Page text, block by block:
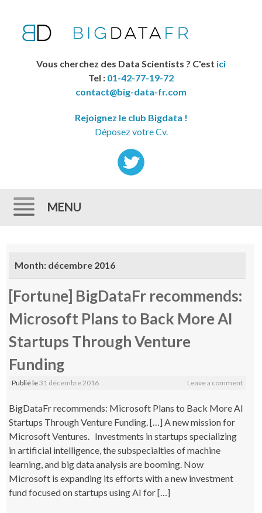
Vous cherchez des Data Scientists ? C'est ici
Tel : 01-42-77-19-72
contact@big-data-fr.com
Rejoignez le club Bigdata !
Déposez votre Cv.
MENU
Month: décembre 2016
[Fortune] BigDataFr recommends:
Microsoft Plans to Back More AI
Startups Through Venture
Funding
Publié le31 décembre 2016 Leave a comment
BigDataFr recommends: Microsoft Plans to Back More AI
Startups Through Venture Funding. […] A new mission for
Microsoft Ventures. Investments in startups specializing
in artificial intelligence, the subspecialties of machine
learning, and big data analysis are booming. Now
Microsoft is expanding its efforts with a new investment
fund focused on startups using AI for […]